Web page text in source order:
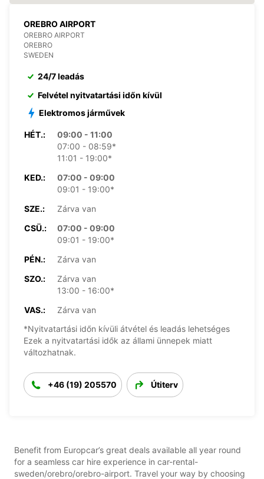
OREBRO AIRPORT
OREBRO AIRPORT
OREBRO
SWEDEN
24/7 leadás
Felvétel nyitvatartási időn kívül
Elektromos járművek
HÉT.:
09:00 - 11:00
07:00 - 08:59*
11:01 - 19:00*
KED.:
07:00 - 09:00
09:01 - 19:00*
SZE.:
Zárva van
CSÜ.:
07:00 - 09:00
09:01 - 19:00*
PÉN.:
Zárva van
SZO.:
Zárva van
13:00 - 16:00*
VAS.:
Zárva van
*Nyitvatartási időn kívüli átvétel és leadás lehetséges
Ezek a nyitvatartási idők az állami ünnepek miatt
változhatnak.
+46 (19) 205570 Útiterv
Benefit from Europcar’s great deals available all year round
for a seamless car hire experience in car-rental-
sweden/orebro/orebro-airport. Travel your way by choosing